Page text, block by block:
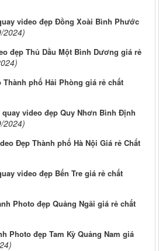
video đẹp Đồng Xoài Bình Phước
2024)
đẹp Thủ Dầu Một Bình Dương giá rẻ
phố Hải Phòng giá rẻ chất
video đẹp Quy Nhơn Bình Định
2024)
Đẹp Thành phố Hà Nội Giá rẻ Chất
video đẹp Bến Tre giá rẻ chất
Photo đẹp Quảng Ngãi giá rẻ chất
Photo đẹp Tam Kỳ Quảng Nam giá